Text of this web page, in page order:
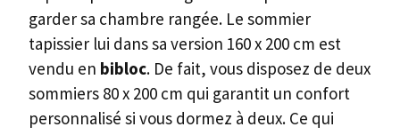
garder sa chambre rangée. Le sommier
tapissier lui dans sa version 160 x 200 cm est
vendu en bibloc. De fait, vous disposez de deux
sommiers 80 x 200 cm qui garantit un confort
personnalisé si vous dormez à deux. Ce qui